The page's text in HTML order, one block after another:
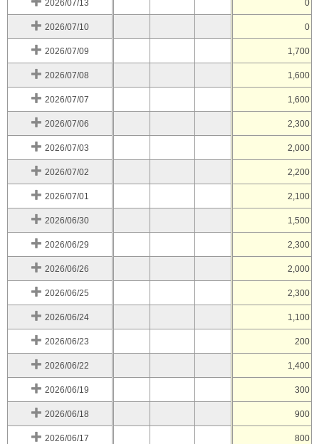
2026/07/13 0
2026/07/10 0
2026/07/09 1,700
2026/07/08 1,600
2026/07/07 1,600
2026/07/06 2,300
2026/07/03 2,000
2026/07/02 2,200
2026/07/01 2,100
2026/06/30 1,500
2026/06/29 2,300
2026/06/26 2,000
2026/06/25 2,300
2026/06/24 1,100
2026/06/23 200
2026/06/22 1,400
2026/06/19 300
2026/06/18 900
2026/06/17 800